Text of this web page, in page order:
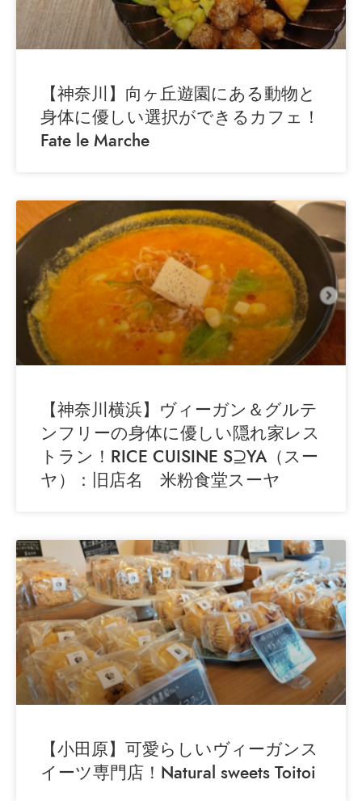
【神奈川】向ヶ丘遊園にある動物と
身体に優しい選択ができるカフェ！
Fate le Marche
【神奈川横浜】ヴィーガン＆グルテ
ンフリーの身体に優しい隠れ家レス
トラン！RICE CUISINE S⊇YA（スー
ヤ）：旧店名 米粉食堂スーヤ
【小田原】可愛らしいヴィーガンス
イーツ専門店！Natural sweets Toitoi